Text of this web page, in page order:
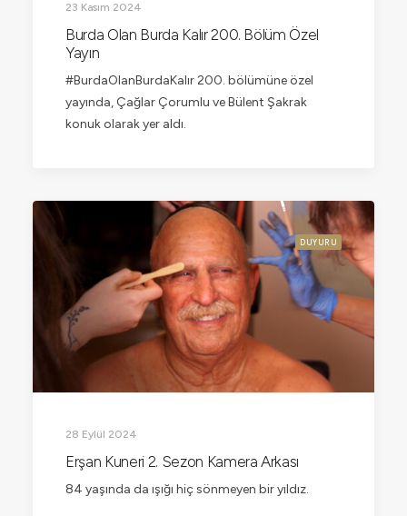
23 Kasım 2024
Burda Olan Burda Kalır 200. Bölüm Özel
Yayın
#BurdaOlanBurdaKalır 200. bölümüne özel
yayında, Çağlar Çorumlu ve Bülent Şakrak
konuk olarak yer aldı.
DUYURU
28 Eylül 2024
Erşan Kuneri 2. Sezon Kamera Arkası
84 yaşında da ışığı hiç sönmeyen bir yıldız.